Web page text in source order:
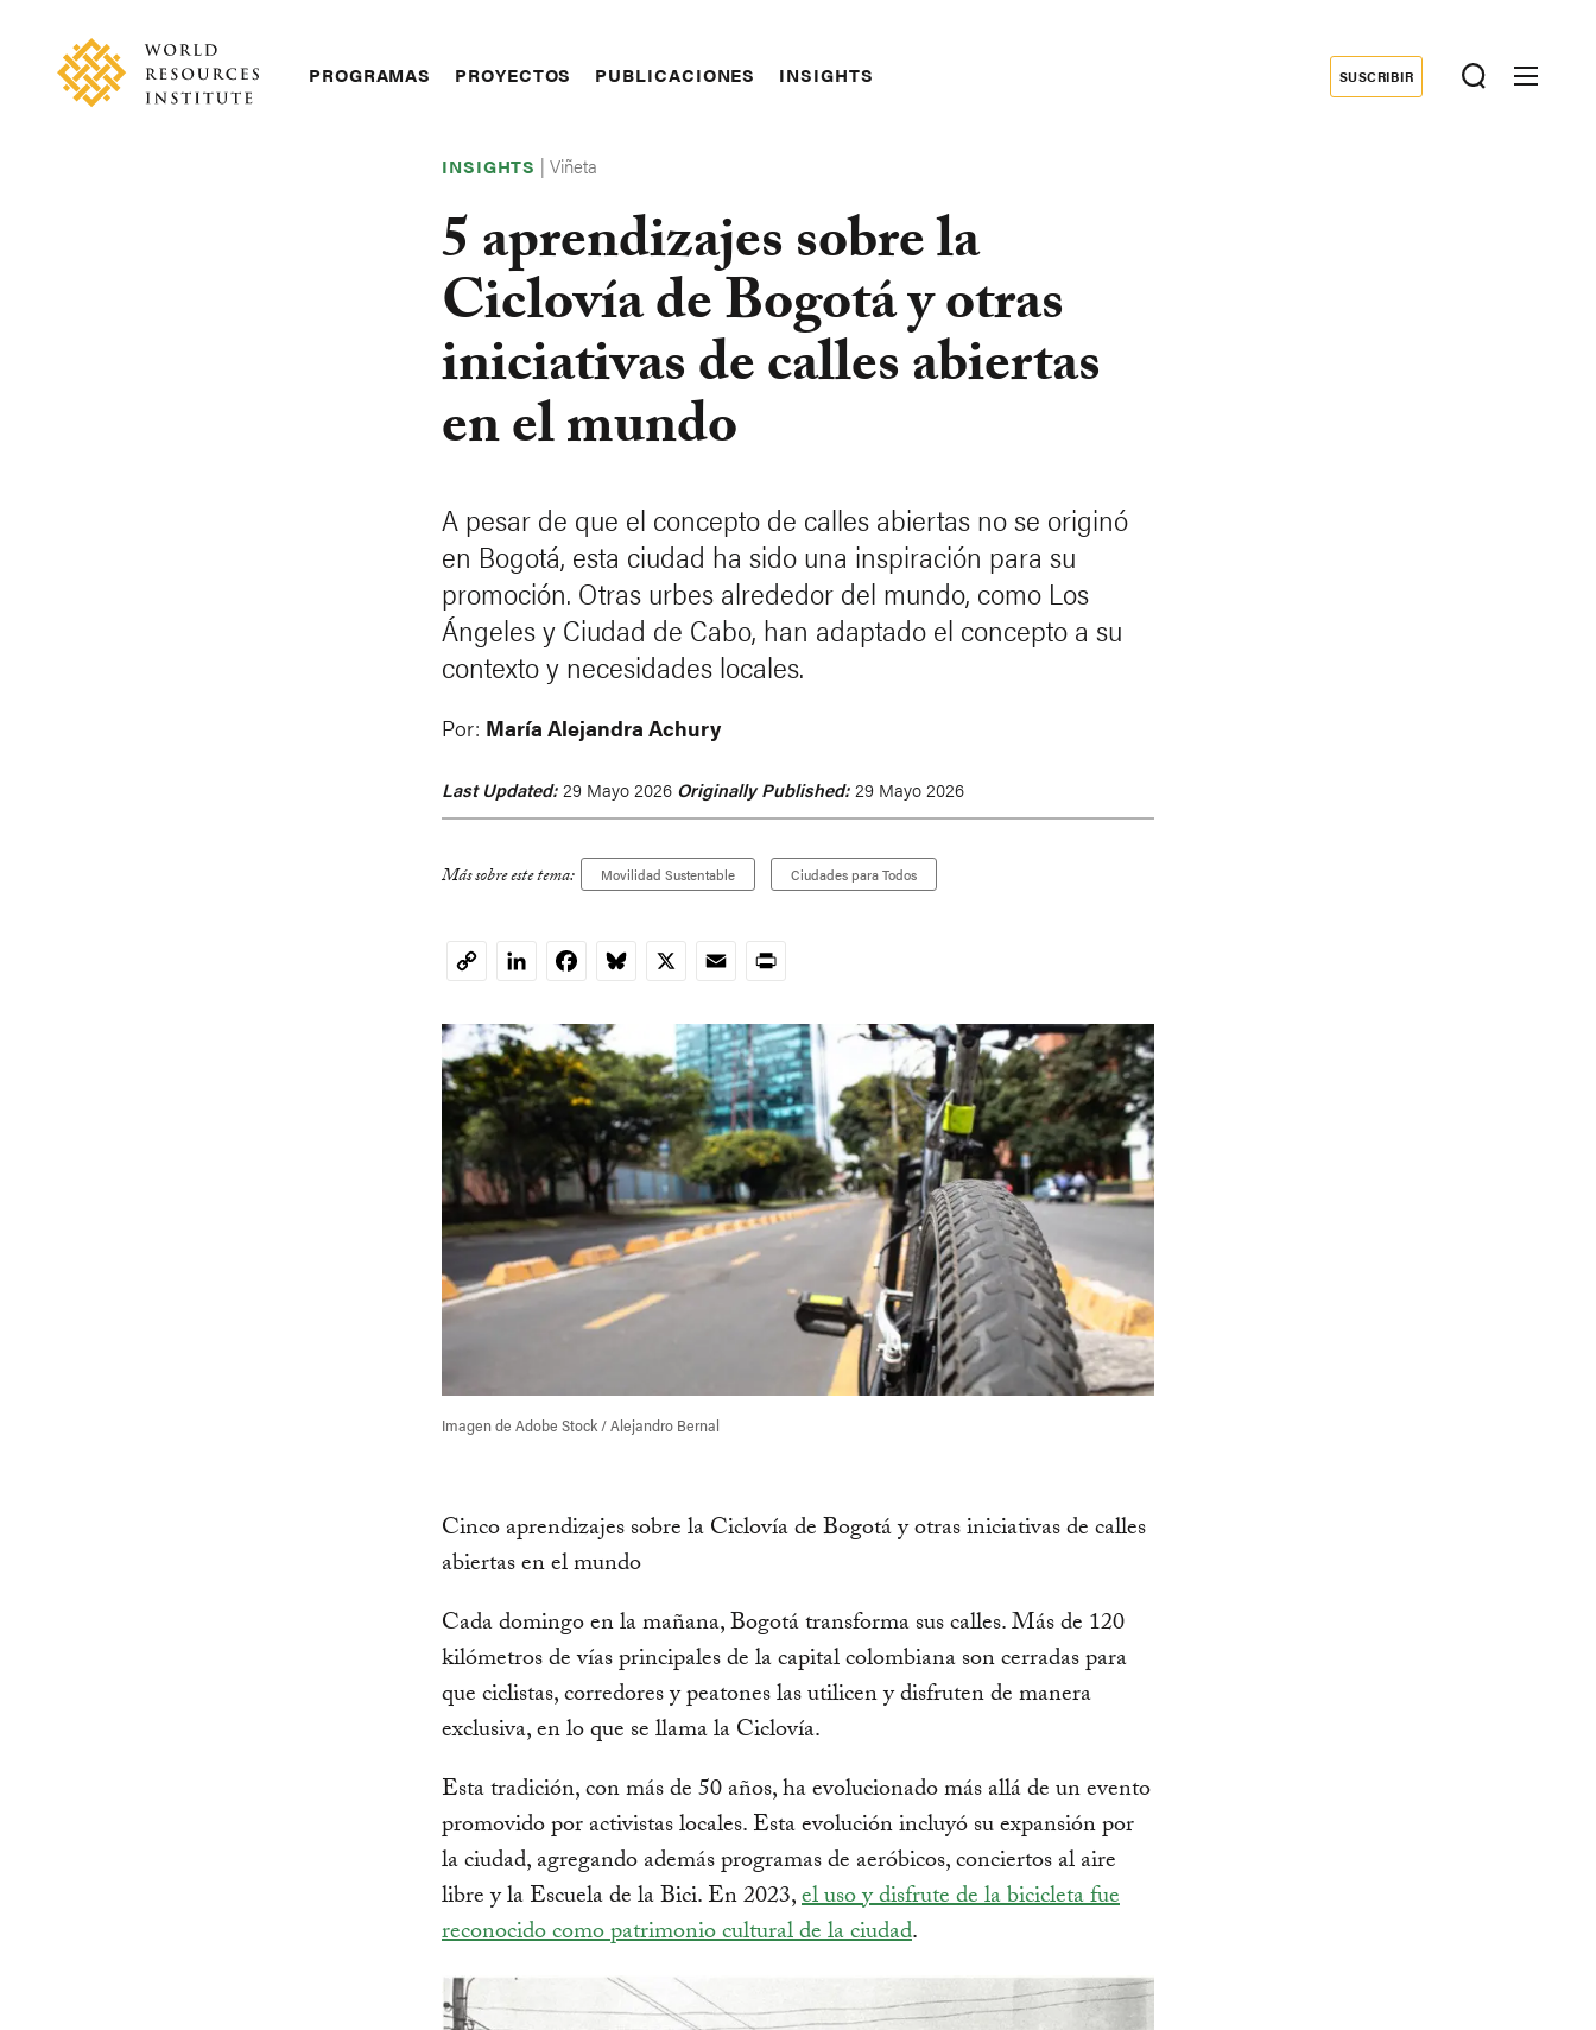
content
Main
PROGRAMAS PROYECTOS PUBLICACIONES INSIGHTS
Donate
SUSCRIBIR
INSIGHTS |Viñeta
5 aprendizajes sobre la
Ciclovía de Bogotá y otras
iniciativas de calles abiertas
en el mundo
A pesar de que el concepto de calles abiertas no se originó
en Bogotá, esta ciudad ha sido una inspiración para su
promoción. Otras urbes alrededor del mundo, como Los
Ángeles y Ciudad de Cabo, han adaptado el concepto a su
contexto y necesidades locales.
Por: María Alejandra Achury
Last Updated: 29 Mayo 2026 Originally Published: 29 Mayo 2026
Más sobre este tema: Movilidad Sustentable Ciudades para Todos
CopyLinkedInFacebookBluesky
X EmailPrint
Imagen de Adobe Stock / Alejandro Bernal
Cinco aprendizajes sobre la Ciclovía de Bogotá y otras iniciativas de calles
abiertas en el mundo
Cada domingo en la mañana, Bogotá transforma sus calles. Más de 120
kilómetros de vías principales de la capital colombiana son cerradas para
que ciclistas, corredores y peatones las utilicen y disfruten de manera
exclusiva, en lo que se llama la Ciclovía.
Esta tradición, con más de 50 años, ha evolucionado más allá de un evento
promovido por activistas locales. Esta evolución incluyó su expansión por
la ciudad, agregando además programas de aeróbicos, conciertos al aire
libre y la Escuela de la Bici. En 2023,el uso y disfrute de la bicicleta fue
reconocido como patrimonio cultural de la ciudad.